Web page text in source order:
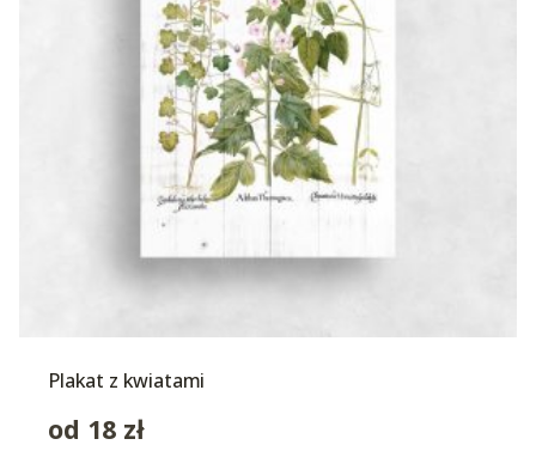
Plakat z kwiatami
od 18 zł